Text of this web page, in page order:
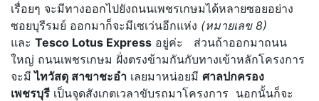
เรื่อยๆ จะมีทางออกไปยังถนนเพชรเกษมได้หลายซอยอย่าง
ซอยบุรีรมย์ ออกมาก็จะมีเซเว่นอีกแห่ง (หมายเลข 8)
และ Tesco Lotus Express อยู่ค่ะ ส่วนถ้าออกมาถนน
ใหญ่ ถนนเพชรเกษม ฝั่งตรงข้ามกันกับทางเข้าหลักโครงการ
จะมี ไทวัสดุ สาขาชะอำ เลยมาหน่อยมี ศาลปกครอง
เพชรบุรี เป็นจุดสังเกตเวลาขับรถมาโครงการ นอกนั้นก็จะ